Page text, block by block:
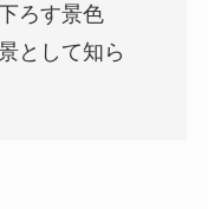
ろす景色
として知ら